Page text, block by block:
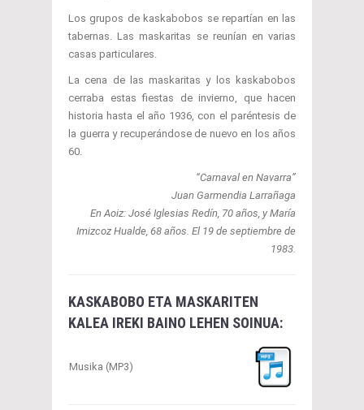
Los grupos de kaskabobos se repartían en las
tabernas. Las maskaritas se reunían en varias
casas particulares.
La cena de las maskaritas y los kaskabobos
cerraba estas fiestas de invierno, que hacen
historia hasta el año 1936, con el paréntesis de
la guerra y recuperándose de nuevo en los años
60.
“Carnaval en Navarra”
Juan Garmendia Larrañaga
En Aoiz: José Iglesias Redín, 70 años, y María
Imizcoz Hualde, 68 años. El 19 de septiembre de
1983.
KASKABOBO ETA MASKARITEN
KALEA IREKI BAINO LEHEN SOINUA:
Musika (MP3)